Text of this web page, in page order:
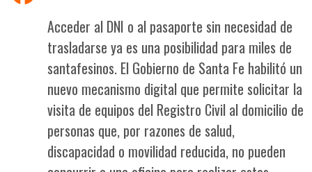
Acceder al DNI o al pasaporte sin necesidad de
trasladarse ya es una posibilidad para miles de
santafesinos. El Gobierno de Santa Fe habilitó un
nuevo mecanismo digital que permite solicitar la
visita de equipos del Registro Civil al domicilio de
personas que, por razones de salud,
discapacidad o movilidad reducida, no pueden